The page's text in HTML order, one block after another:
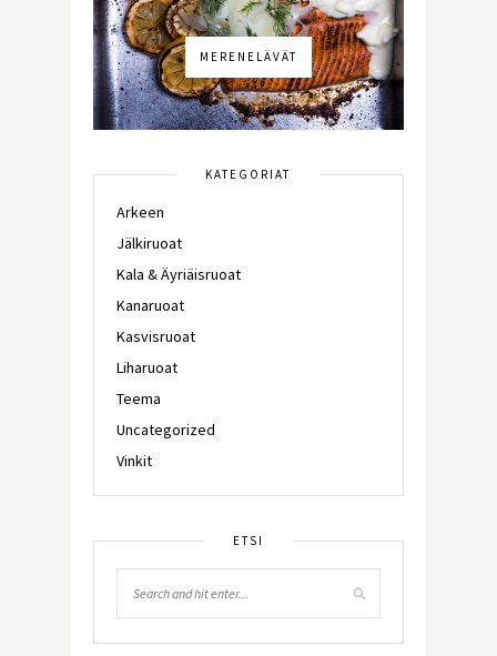
MERENELÄVÄT
KATEGORIAT
Arkeen
Jälkiruoat
Kala & Äyriäisruoat
Kanaruoat
Kasvisruoat
Liharuoat
Teema
Uncategorized
Vinkit
ETSI